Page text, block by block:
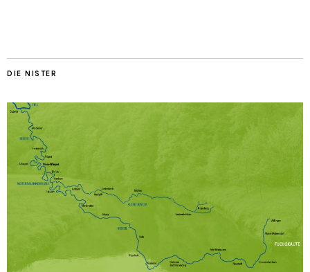
DIE NISTER